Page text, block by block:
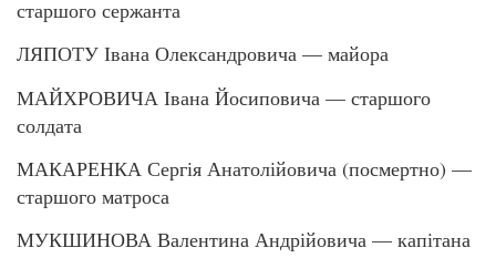
старшого сержанта
ЛЯПОТУ Івана Олександровича — майора
МАЙХРОВИЧА Івана Йосиповича — старшого
солдата
МАКАРЕНКА Сергія Анатолійовича (посмертно) —
старшого матроса
МУКШИНОВА Валентина Андрійовича — капітана